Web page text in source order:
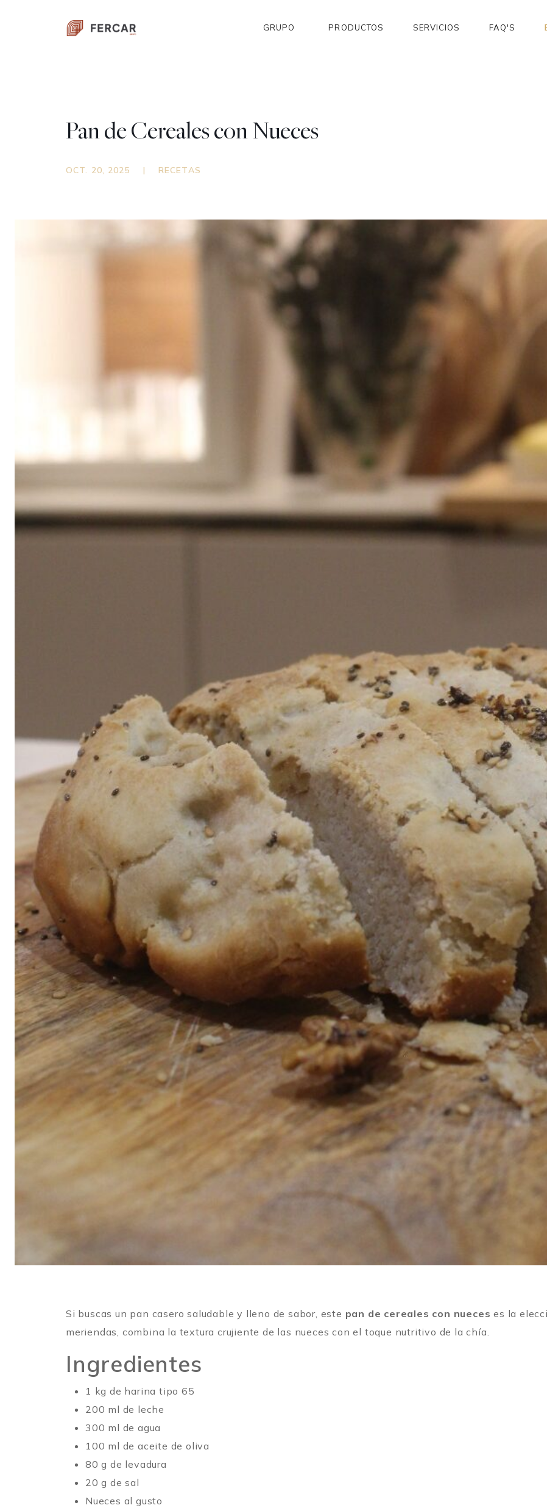
GRUPO PRODUCTOS SERVICIOS FAQ'S
Pan de Cereales con Nueces
OCT. 20, 2025 | RECETAS
Si buscas un pan casero saludable y lleno de sabor, este pan de cereales con nueces es la
meriendas, combina la textura crujiente de las nueces con el toque nutritivo de la chía.
Ingredientes
1 kg de harina tipo 65
200 ml de leche
300 ml de agua
100 ml de aceite de oliva
80 g de levadura
20 g de sal
Nueces al gusto